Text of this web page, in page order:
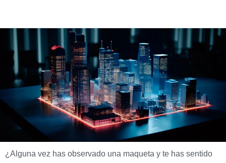
¿Alguna vez has observado una maqueta y te has sentido